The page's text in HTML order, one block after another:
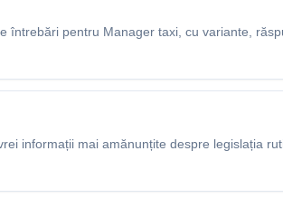
întrebări pentru Manager taxi, cu variante,
informații mai amănunțite despre legislația